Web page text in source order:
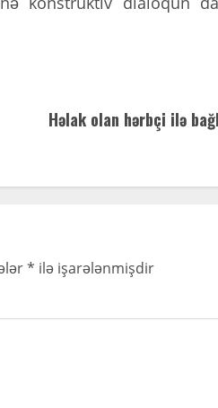
Həlak olan hərbçi ilə
* ilə işarələnmişdir